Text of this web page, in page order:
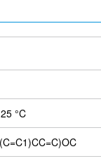
Fetal Bovine
Methylmalonate
D-Mannose
Hypromellose
Antibody (Rabbit
SP1 Antibody
Mouse NK1.1
°C